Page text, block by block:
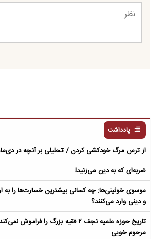
یادداشت
از ترس مرگ خودکشی کردن / تحلیلی بر آنچه در دی‌ماه ۱۴۰۴
ضربه‌ای که به دین می‌زنید!
موسوی خوئینی‌ها: چه کسانی بیشترین خسارت‌ها را به
و دینی وارد می‌کنند؟
تاریخ حوزه علمیه نجف ۲ فقیه بزرگ را
مرحوم خویی